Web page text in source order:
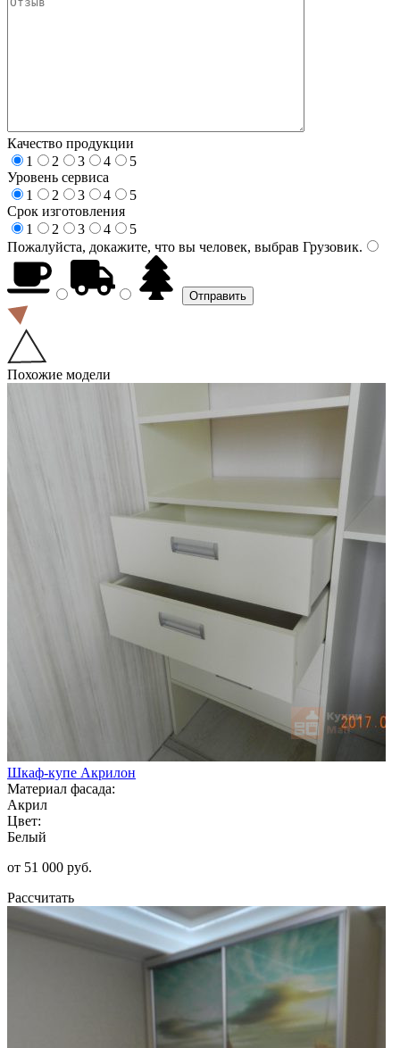
Качество продукции
1
2 3 4
5
Уровень сервиса
1
2 3 4
5
Срок изготовления
1
2 3 4
5
Пожалуйста, докажите, что вы человек, выбрав Грузовик.
Похожие модели
Шкаф-купе Акрилон
Материал фасада:
Акрил
Цвет:
Белый
от 51 000 руб.
Рассчитать